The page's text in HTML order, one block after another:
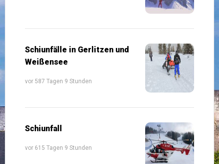
Schiunfälle in Gerlitzen und
Weißensee
vor 587 Tagen 9 Stunden
Schiunfall
vor 615 Tagen 9 Stunden